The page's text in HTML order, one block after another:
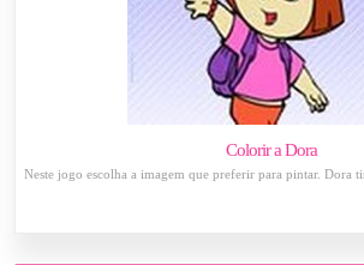
Colorir a Dora
Neste jogo escolha a imagem que preferir para pintar. Dora